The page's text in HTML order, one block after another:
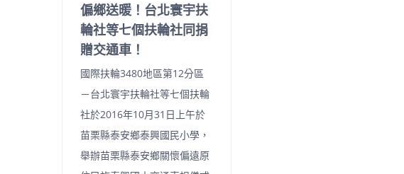
偏鄉送暖！台北寰宇扶
輪社等七個扶輪社同捐
贈交通車！
國際扶輪3480地區第12分區
－台北寰宇扶輪社等七個扶輪
社於2016年10月31日上午於
苗栗縣泰安鄉泰興國民小學，
舉辦苗栗縣泰安鄉關懷偏遠原